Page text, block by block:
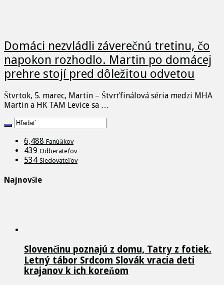
Domáci nezvládli záverečnú tretinu, čo
napokon rozhodlo. Martin po domácej
prehre stojí pred dôležitou odvetou
Štvrtok, 5. marec, Martin – Štvrťfinálová séria medzi MHA
Martin a HK TAM Levice sa …
6,488 Fanúšikov
439 Odberateľov
534 Sledovateľov
Najnovšie
Slovenčinu poznajú z domu, Tatry z fotiek.
Letný tábor Srdcom Slovák vracia deti
krajanov k ich koreňom